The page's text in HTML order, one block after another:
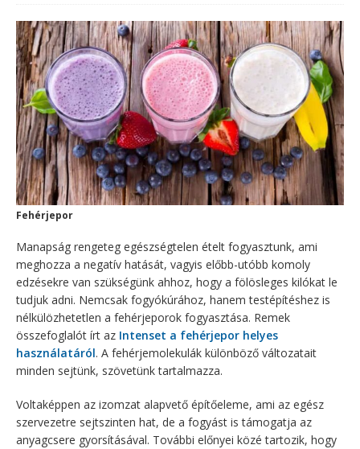
Fehérjepor
Manapság rengeteg egészségtelen ételt fogyasztunk, ami
meghozza a negatív hatását, vagyis előbb-utóbb komoly
edzésekre van szükségünk ahhoz, hogy a fölösleges kilókat le
tudjuk adni. Nemcsak fogyókúrához, hanem testépítéshez is
nélkülözhetetlen a fehérjeporok fogyasztása. Remek
összefoglalót írt az Intenset a fehérjepor helyes
használatáról. A fehérjemolekulák különböző változatait
minden sejtünk, szövetünk tartalmazza.
Voltaképpen az izomzat alapvető építőeleme, ami az egész
szervezetre sejtszinten hat, de a fogyást is támogatja az
anyagcsere gyorsításával. További előnyei közé tartozik, hogy